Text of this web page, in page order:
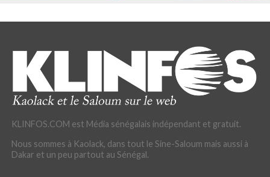
KLINFOS.COM est Média sénégalais indépendant et gratuit.
Nous sommes à Kaolack, dans tout le Sine-Saloum mais aussi à
Dakar et un peu partout au Sénégal.